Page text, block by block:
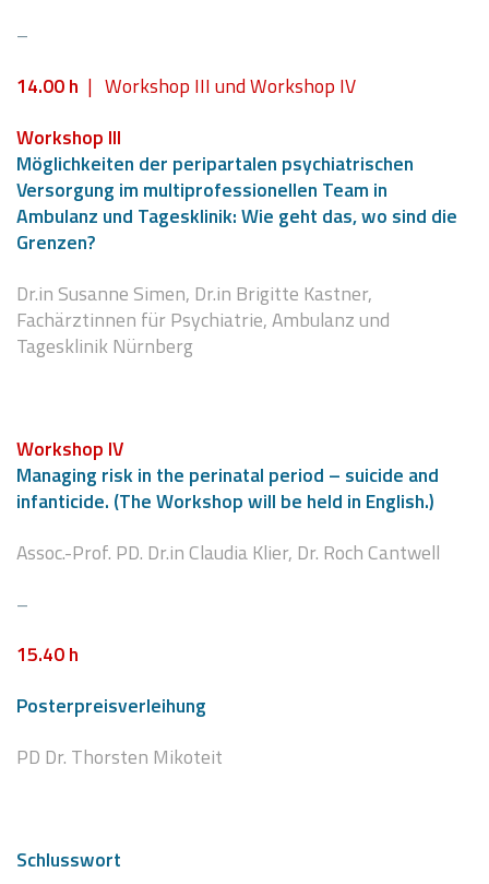
–
14.00 h | Workshop III und Workshop IV
Workshop III
Möglichkeiten der peripartalen psychiatrischen
Versorgung im multiprofessionellen Team in
Ambulanz und Tagesklinik: Wie geht das, wo sind die
Grenzen?
Dr.in Susanne Simen, Dr.in Brigitte Kastner,
Fachärztinnen für Psychiatrie, Ambulanz und
Tagesklinik Nürnberg
Workshop IV
Managing risk in the perinatal period – suicide and
infanticide. (The Workshop will be held in English.)
Assoc.-Prof. PD. Dr.in Claudia Klier, Dr. Roch Cantwell
–
15.40 h
Posterpreisverleihung
PD Dr. Thorsten Mikoteit
Schlusswort